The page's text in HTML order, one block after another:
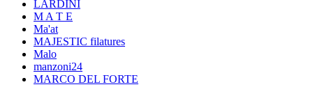
LARDINI
M A T E
Ma'at
MAJESTIC filatures
Malo
manzoni24
MARCO DEL FORTE